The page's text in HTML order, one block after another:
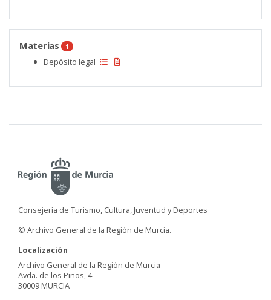
Materias 1
Depósito legal
Consejería de Turismo, Cultura, Juventud y Deportes
© Archivo General de la Región de Murcia.
Localización
Archivo General de la Región de Murcia
Avda. de los Pinos, 4
30009 MURCIA